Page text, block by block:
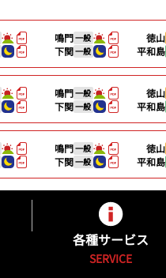
鳴門一般 徳山
下関一般 平和島
鳴門一般 徳山
下関一般 平和島
鳴門一般 徳山
下関一般 平和島
各種サービス
SERVICE